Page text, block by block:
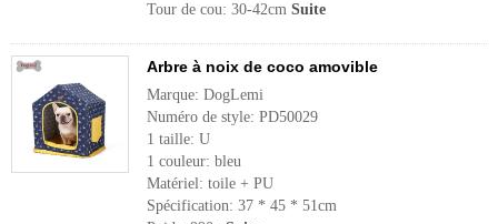
Tour de cou: 30-42cm Suite
Arbre à noix de coco amovible
Marque: DogLemi
Numéro de style: PD50029
1 taille: U
1 couleur: bleu
Matériel: toile + PU
Spécification: 37 * 45 * 51cm